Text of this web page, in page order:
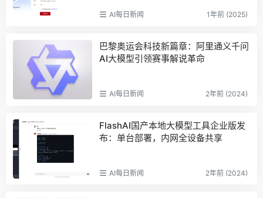
AI每日新闻 1年前 (2025)
巴黎奥运会科技新篇章：阿里通义千问
AI大模型引领赛事解说革命
AI每日新闻 2年前 (2024)
FlashAI国产本地大模型工具企业版发
布：单台部署，内网全设备共享
AI每日新闻 2年前 (2024)